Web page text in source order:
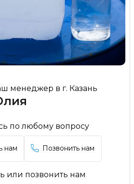
менеджер в г. Казань
по любому вопросу
нам Позвонить нам
или позвонить нам